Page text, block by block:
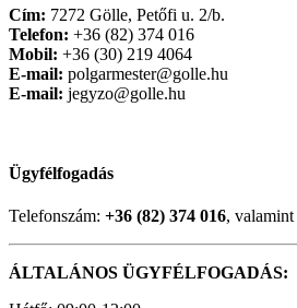
Cím: 7272 Gölle, Petőfi u. 2/b.
Telefon: +36 (82) 374 016
Mobil: +36 (30) 219 4064
E-mail: polgarmester@golle.hu
E-mail: jegyzo@golle.hu
Ügyfélfogadás
Telefonszám: +36 (82) 374 016, valamint
ÁLTALÁNOS ÜGYFÉLFOGADÁS: